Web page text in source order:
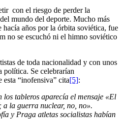
con el riesgo de perder la
mundo del deporte. Mucho más
hacía años por la órbita soviética, fue
no se escuchó ni el himno soviético
de toda nacionalidad y con unos
política. Se celebrarían
“inofensiva” cita[5]:
tableros aparecía el mensaje «El
a la guerra nuclear, no, no».
y Praga atletas socialistas habían